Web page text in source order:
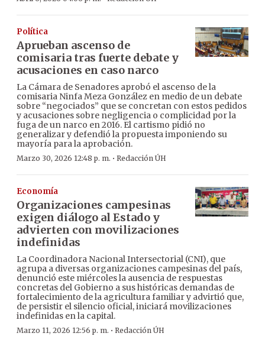
Política
Aprueban ascenso de
comisaria tras fuerte debate y
acusaciones en caso narco
La Cámara de Senadores aprobó el ascenso de la
comisaria Ninfa Meza González en medio de un debate
sobre “negociados” que se concretan con estos pedidos
y acusaciones sobre negligencia o complicidad por la
fuga de un narco en 2016. El cartismo pidió no
generalizar y defendió la propuesta imponiendo su
mayoría para la aprobación.
Marzo 30, 2026 12:48 p. m. · Redacción ÚH
Economía
Organizaciones campesinas
exigen diálogo al Estado y
advierten con movilizaciones
indefinidas
La Coordinadora Nacional Intersectorial (CNI), que
agrupa a diversas organizaciones campesinas del país,
denunció este miércoles la ausencia de respuestas
concretas del Gobierno a sus históricas demandas de
fortalecimiento de la agricultura familiar y advirtió que,
de persistir el silencio oficial, iniciará movilizaciones
indefinidas en la capital.
Marzo 11, 2026 12:56 p. m. · Redacción ÚH